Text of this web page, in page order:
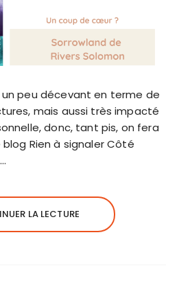
un peu décevant en terme de
mais aussi très impacté
donc, tant pis, on fera
Rien à signaler Côté
LA LECTURE